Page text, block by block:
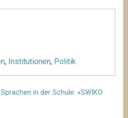
, Institutionen, Politik
in der Schule: «SWIKO